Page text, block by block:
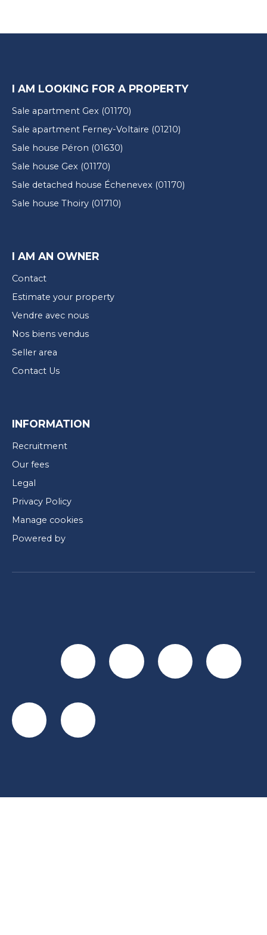
I AM LOOKING FOR A PROPERTY
Sale apartment Gex (01170)
Sale apartment Ferney-Voltaire (01210)
Sale house Péron (01630)
Sale house Gex (01170)
Sale detached house Échenevex (01170)
Sale house Thoiry (01710)
I AM AN OWNER
Contact
Estimate your property
Vendre avec nous
Nos biens vendus
Seller area
Contact Us
INFORMATION
Recruitment
Our fees
Legal
Privacy Policy
Manage cookies
Powered by